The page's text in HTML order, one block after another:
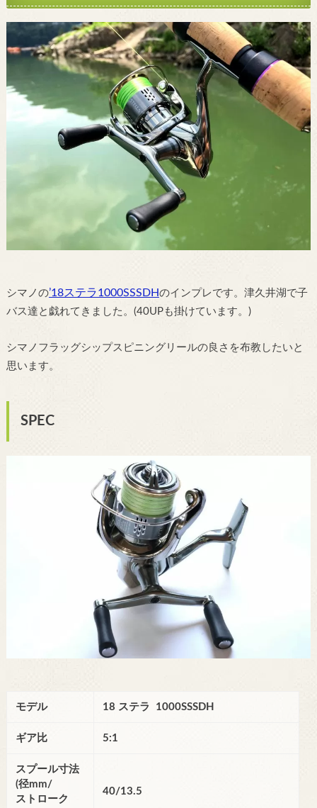
シマノの’18ステラ1000SSSDHのインプレです。津久井湖で子
バス達と戯れてきました。(40UPも掛けています。)
シマノフラッグシップスピニングリールの良さを布教したいと
思います。
SPEC
モデル 18 ステラ 1000SSSDH
ギア比 5:1
スプール寸法
(径mm/
ストローク
40/13.5